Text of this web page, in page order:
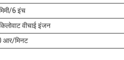
6 इंच
वीचाई इंजन
आर/मिनट